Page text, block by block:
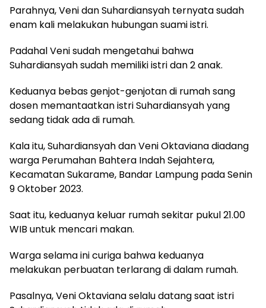
Parahnya, Veni dan Suhardiansyah ternyata sudah
enam kali melakukan hubungan suami istri.
Padahal Veni sudah mengetahui bahwa
Suhardiansyah sudah memiliki istri dan 2 anak.
Keduanya bebas genjot-genjotan di rumah sang
dosen memantaatkan istri Suhardiansyah yang
sedang tidak ada di rumah.
Kala itu, Suhardiansyah dan Veni Oktaviana diadang
warga Perumahan Bahtera Indah Sejahtera,
Kecamatan Sukarame, Bandar Lampung pada Senin
9 Oktober 2023.
Saat itu, keduanya keluar rumah sekitar pukul 21.00
WIB untuk mencari makan.
Warga selama ini curiga bahwa keduanya
melakukan perbuatan terlarang di dalam rumah.
Pasalnya, Veni Oktaviana selalu datang saat istri